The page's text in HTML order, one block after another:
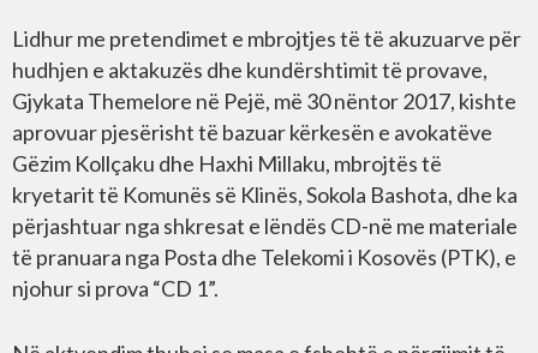
Lidhur me pretendimet e mbrojtjes të të akuzuarve për
hudhjen e aktakuzës dhe kundërshtimit të provave,
Gjykata Themelore në Pejë, më 30 nëntor 2017, kishte
aprovuar pjesërisht të bazuar kërkesën e avokatëve
Gëzim Kollçaku dhe Haxhi Millaku, mbrojtës të
kryetarit të Komunës së Klinës, Sokola Bashota, dhe ka
përjashtuar nga shkresat e lëndës CD-në me materiale
të pranuara nga Posta dhe Telekomi i Kosovës (PTK), e
njohur si prova “CD 1”.